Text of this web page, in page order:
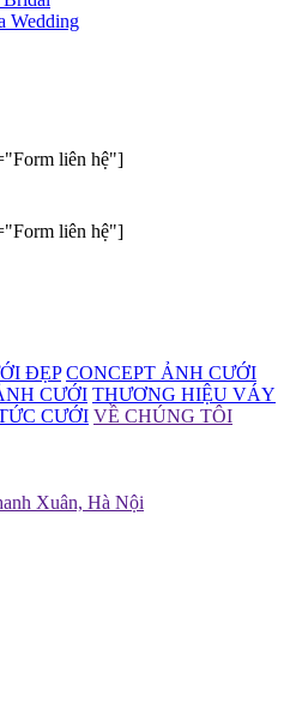
Wedding
liên hệ"]
liên hệ"]
ĐẸP CONCEPT ẢNH CƯỚI
CƯỚI THƯƠNG HIỆU VÁY
CƯỚI VỀ CHÚNG TÔI
Xuân, Hà Nội